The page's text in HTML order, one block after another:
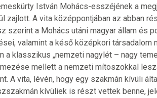
István Mohács-esszéjének a
zajlott. A vita középpontjában az abban
szerint a Mohács utáni magyar állam és
valamint a késő középkori társadalom
a klasszikus „nemzeti nagylét – nagy
mellett a nemzeti mítoszokkal
A vita, lévén, hogy egy szakmán kívüli
kívüliek is részt vettek benne,